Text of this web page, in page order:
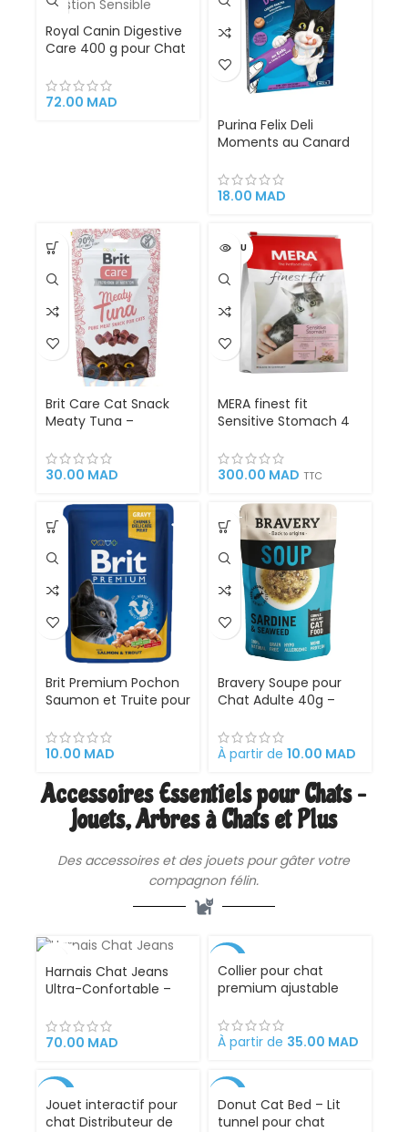
Royal Canin Digestive
Care 400 g pour Chat
pour Digestion
Sensible
72.00 MAD
Purina Felix Deli
Moments au Canard
18.00 MAD
Brit Care Cat Snack
Meaty Tuna –
Thon pour Chats –
50g
30.00 MAD
VENDU
MERA finest fit
Sensitive Stomach 4
Chats Stérilisés
300.00 MAD TTC
Brit Premium Pochon
Saumon et Truite pour
Nourriture Humide
Complète en Sauce –
Protéines Animales
10.00 MAD
Bravery Soupe pour
Chat Adulte 40g –
Naturel Riche en
Protéines | Poulet,
À partir de 10.00 MAD
Accessoires Essentiels pour Chats –
Jouets, Arbres à Chats et Plus
Des accessoireset des jouets pour gâter votre
compagnon félin.
Harnais Chat Jeans
Ultra-Confortable –
Denim Respirant pour
Chats de Toutes
Stylé
70.00 MAD
Collier pour chat
premium ajustable
chic
À partir de 35.00 MAD
Jouet interactif pour
chat Distributeur de
Donut Cat Bed – Lit
tunnel pour chat